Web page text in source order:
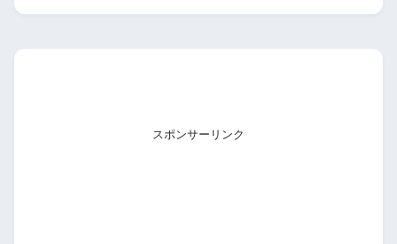
スポンサーリンク